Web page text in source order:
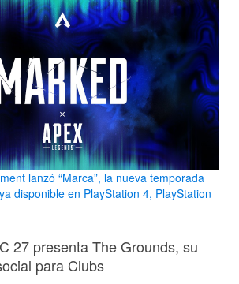
lanzó “Marca”, la nueva temporada
disponible en PlayStation 4, PlayStation
27 presenta The Grounds, su
para Clubs